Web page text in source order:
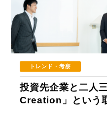
トレンド・考察
投資先企業と二人
Creation」という